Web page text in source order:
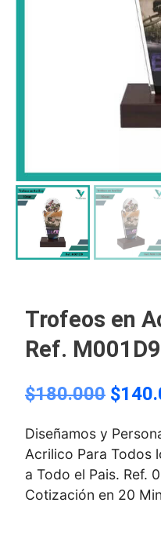
Trofeos en
Ref. M001D9
$180.000 $
Diseñamos y
Acrilico Para Todos
a Todo el Pais. Ref.
Cotización en 20